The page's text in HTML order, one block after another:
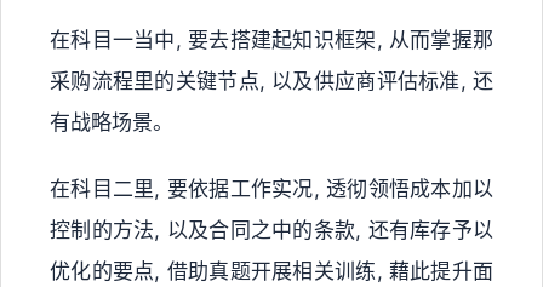
在科目一当中, 要去搭建起知识框架, 从而掌握那
采购流程里的关键节点, 以及供应商评估标准, 还
有战略场景。
在科目二里, 要依据工作实况, 透彻领悟成本加以
控制的方法, 以及合同之中的条款, 还有库存予以
优化的要点, 借助真题开展相关训练, 藉此提升面